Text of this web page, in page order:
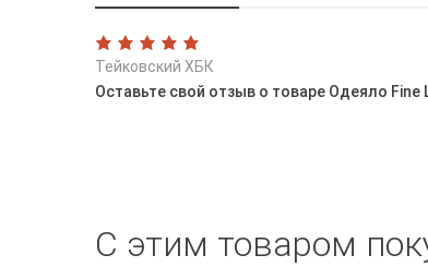
Тейковский ХБК
Оставьте свой отзыв о товаре Одеяло
С этим товаром